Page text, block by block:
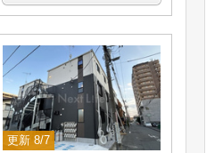
更新 8/7